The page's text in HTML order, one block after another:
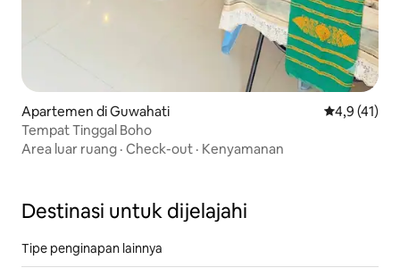
Apartemen di Guwahati Nilai rata-
4,9 (41)
Tempat Tinggal Boho
Area luar ruang · Check-out · Kenyamanan
Destinasi untuk dijelajahi
Tipe penginapan lainnya